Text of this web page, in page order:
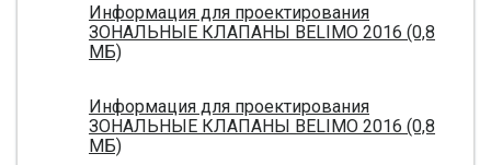
Информация для проектирования
ЗОНАЛЬНЫЕ КЛАПАНЫ BELIMO 2016 (0,8
МБ)
Информация для проектирования
ЗОНАЛЬНЫЕ КЛАПАНЫ BELIMO 2016 (0,8
МБ)